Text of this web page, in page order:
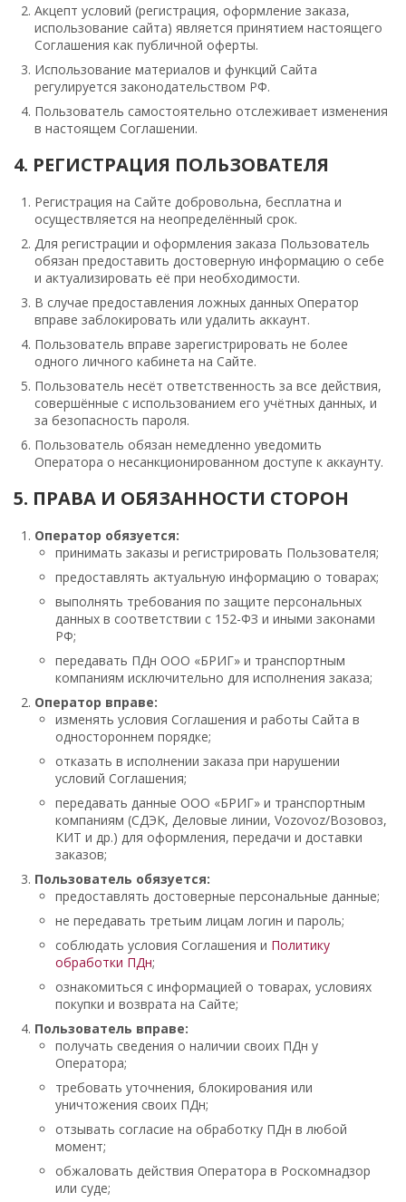
Акцепт условий (регистрация, оформление заказа,
использование сайта) является принятием настоящего
Соглашения как публичной оферты.
Использование материалов и функций Сайта
регулируется законодательством РФ.
Пользователь самостоятельно отслеживает изменения
в настоящем Соглашении.
4. РЕГИСТРАЦИЯ ПОЛЬЗОВАТЕЛЯ
Регистрация на Сайте добровольна, бесплатна и
осуществляется на неопределённый срок.
Для регистрации и оформления заказа Пользователь
обязан предоставить достоверную информацию о себе
и актуализировать её при необходимости.
В случае предоставления ложных данных Оператор
вправе заблокировать или удалить аккаунт.
Пользователь вправе зарегистрировать не более
одного личного кабинета на Сайте.
Пользователь несёт ответственность за все действия,
совершённые с использованием его учётных данных, и
за безопасность пароля.
Пользователь обязан немедленно уведомить
Оператора о несанкционированном доступе к аккаунту.
5. ПРАВА И ОБЯЗАННОСТИ СТОРОН
Оператор обязуется:
принимать заказы и регистрировать Пользователя;
предоставлять актуальную информацию о товарах;
выполнять требования по защите персональных
данных в соответствии с 152-ФЗ и иными законами
РФ;
передавать ПДн ООО «БРИГ» и транспортным
компаниям исключительно для исполнения заказа;
Оператор вправе:
изменять условия Соглашения и работы Сайта в
одностороннем порядке;
отказать в исполнении заказа при нарушении
условий Соглашения;
передавать данные ООО «БРИГ» и транспортным
компаниям (СДЭК, Деловые линии, Vozovoz/Возовоз,
КИТ и др.) для оформления, передачи и доставки
заказов;
Пользователь обязуется:
предоставлять достоверные персональные данные;
не передавать третьим лицам логин и пароль;
соблюдать условия Соглашения и Политику
обработки ПДн;
ознакомиться с информацией о товарах, условиях
покупки и возврата на Сайте;
Пользователь вправе:
получать сведения о наличии своих ПДн у
Оператора;
требовать уточнения, блокирования или
уничтожения своих ПДн;
отзывать согласие на обработку ПДн в любой
момент;
обжаловать действия Оператора в Роскомнадзор
или суде;